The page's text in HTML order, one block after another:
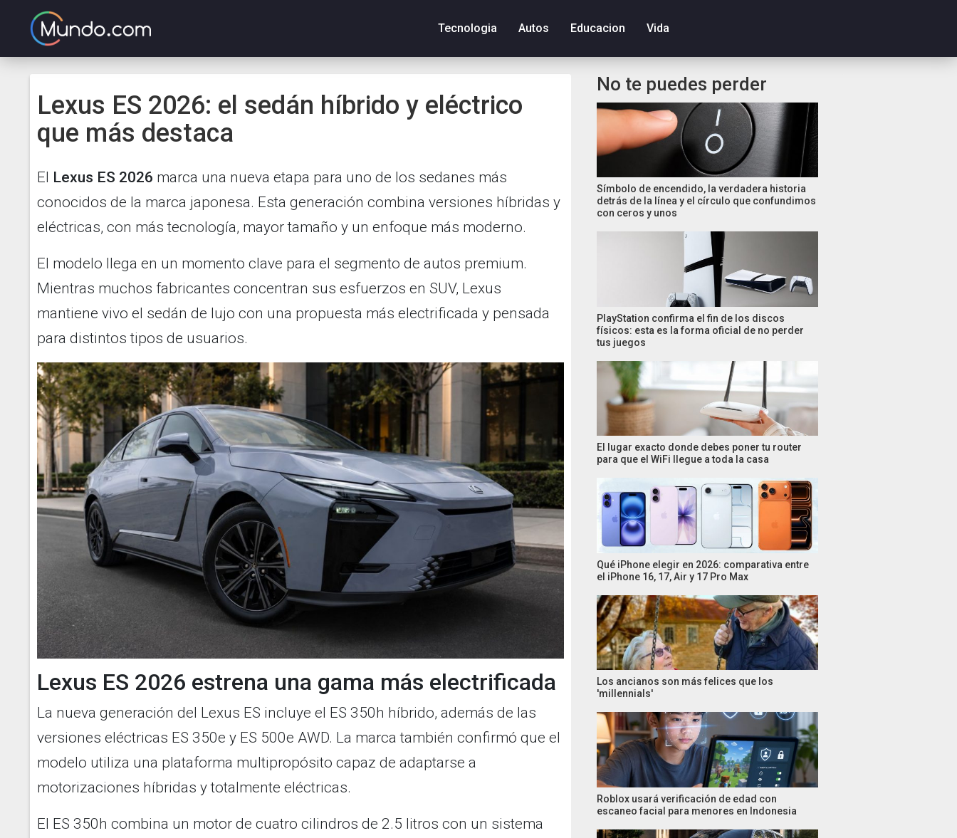
Tecnologia Autos Educacion Vida
Lexus ES 2026: el sedán híbrido y eléctrico
que más destaca
El Lexus ES 2026 marca una nueva etapa para uno de los sedanes más
conocidos de la marca japonesa. Esta generación combina versiones híbridas y
eléctricas, con más tecnología, mayor tamaño y un enfoque más moderno.
El modelo llega en un momento clave para el segmento de autos premium.
Mientras muchos fabricantes concentran sus esfuerzos en SUV, Lexus
mantiene vivo el sedán de lujo con una propuesta más electrificada y pensada
para distintos tipos de usuarios.
Lexus ES 2026 estrena una gama más electrificada
La nueva generación del Lexus ES incluye el ES 350h híbrido, además de las
versiones eléctricas ES 350e y ES 500e AWD. La marca también confirmó que el
modelo utiliza una plataforma multipropósito capaz de adaptarse a
motorizaciones híbridas y totalmente eléctricas.
El ES 350h combina un motor de cuatro cilindros de 2.5 litros con un sistema
No te puedes perder
Símbolo de encendido, la verdadera historia
detrás de la línea y el círculo que confundimos
con ceros y unos
PlayStation confirma el fin de los discos
físicos: esta es la forma oficial de no perder
tus juegos
El lugar exacto donde debes poner tu router
para que el WiFi llegue a toda la casa
Qué iPhone elegir en 2026: comparativa entre
el iPhone 16, 17, Air y 17 Pro Max
Los ancianos son más felices que los
'millennials'
Roblox usará verificación de edad con
escaneo facial para menores en Indonesia